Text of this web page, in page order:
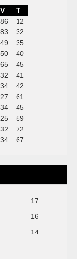
V
T
86
12
83
32
49
35
50
40
65
45
32
41
34
42
27
61
34
45
25
59
32
72
34 67
17
16
14